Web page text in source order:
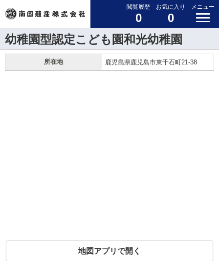
閲覧履歴
0
お気に入り
0
メニュー
幼稚園型認定こども園和光幼稚園
所在地 鹿児島県鹿児島市東千石町21-38
地図アプリで開く